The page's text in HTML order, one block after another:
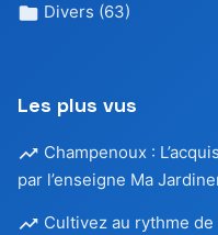
Divers (63)
Les plus vus
Champenoux :
par l’enseigne Ma
Cultivez au rythme